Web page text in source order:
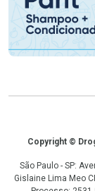
CopyrightCopyright ©
São Paulo - SP:
Gislaine Lima Meo